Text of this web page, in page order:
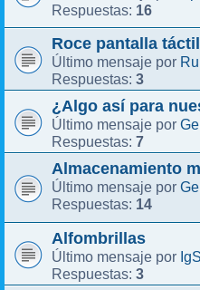
Respuestas: 16
Roce pantalla
Último mensaje por
Respuestas: 3
¿Algo así para
Último mensaje por
Respuestas: 7
Almacenamiento
Último mensaje por
Respuestas: 14
Alfombrillas
Último mensaje por
Respuestas: 3